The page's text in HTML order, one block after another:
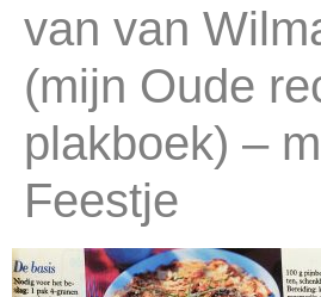
van van
(mijn Oude
plakboek) –
Feestje